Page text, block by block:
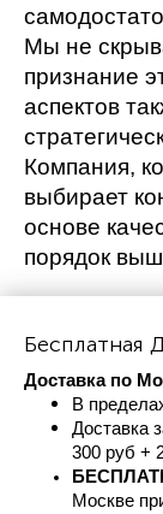
Мы не
признание
аспектов
Компания,
выбирает
основе
порядок
Бесплатная
Доставка по
В
Доставка
300 руб +
Москве